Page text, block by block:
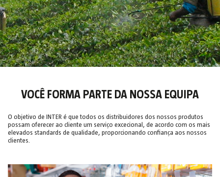
VOCÊ FORMA PARTE DA NOSSA EQUIPA
O objetivo de INTER é que todos os distribuidores dos nossos produtos
possam oferecer ao cliente um serviço excecional, de acordo com os mais
elevados standards de qualidade, proporcionando confiança aos nossos
clientes.